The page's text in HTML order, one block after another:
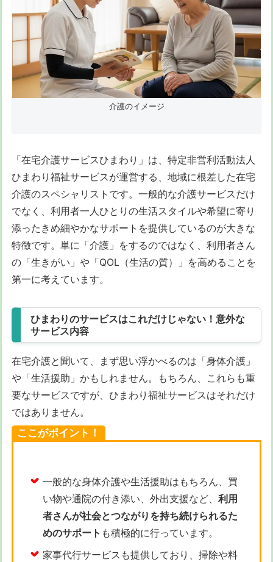
介護のイメージ
「在宅介護サービスひまわり」は、特定非営利活動法人
ひまわり福祉サービスが運営する、地域に根差した在宅
介護のスペシャリストです。一般的な介護サービスだけ
でなく、利用者一人ひとりの生活スタイルや希望に寄り
添ったきめ細やかなサポートを提供しているのが大きな
特徴です。単に「介護」をするのではなく、利用者さん
の「生きがい」や「QOL（生活の質）」を高めることを
第一に考えています。
ひまわりのサービスはこれだけじゃない！意外な
サービス内容
在宅介護と聞いて、まず思い浮かべるのは「身体介護」
や「生活援助」かもしれません。もちろん、これらも重
要なサービスですが、ひまわり福祉サービスはそれだけ
ではありません。
ここがポイント！
一般的な身体介護や生活援助はもちろん、買
い物や通院の付き添い、外出支援など、 利用
者さんが社会とつながりを持ち続けられるた
めのサポート も積極的に行っています。
家事代行サービスも提供しており、掃除や料